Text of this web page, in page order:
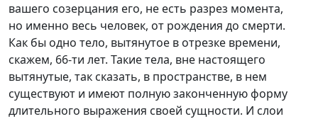
вашего созерцания его, не есть разрез момента,
но именно весь человек, от рождения до смерти.
Как бы одно тело, вытянутое в отрезке времени,
скажем, 66-ти лет. Такие тела, вне настоящего
вытянутые, так сказать, в пространстве, в нем
существуют и имеют полную законченную форму
длительного выражения своей сущности. И слои